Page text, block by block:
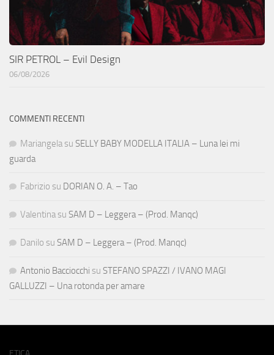
SIR PETROL – Evil Design
06/08/2026
COMMENTI RECENTI
Mariangela su SELLY BABY MODELLA ITALIA – Luna lei mi
guarda
Fabrizio su DORIAN O. A. – Tao
Valentina su SAM D – Leggera – (Prod. Manqc)
Danilo su SAM D – Leggera – (Prod. Manqc)
Antonio Bacciocchi su STEFANO SPAZZI / IVANO MAGI
GALLUZZI – Una rotonda per amare